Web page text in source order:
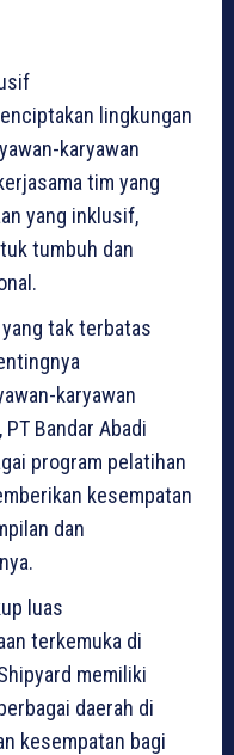
lingkungan
karyawan
tim yang
yang inklusif,
tumbuh dan
tak terbatas
karyawan
Bandar Abadi
program pelatihan
kesempatan
dan
luas
terkemuka di
memiliki
daerah di
kesempatan bagi